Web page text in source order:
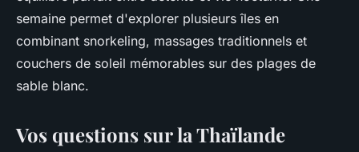
semaine permet d'explorer plusieurs îles en
combinant snorkeling, massages traditionnels et
couchers de soleil mémorables sur des plages de
sable blanc.
Vos questions sur la Thaïlande